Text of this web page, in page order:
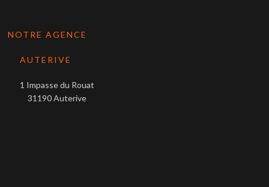
NOTRE AGENCE
AUTERIVE
1 Impasse du Rouat
31190 Auterive